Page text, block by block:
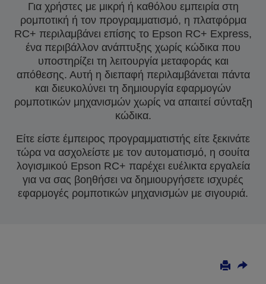
Για χρήστες με μικρή ή καθόλου εμπειρία στη
ρομποτική ή τον προγραμματισμό, η πλατφόρμα
RC+ περιλαμβάνει επίσης το Epson RC+ Express,
ένα περιβάλλον ανάπτυξης χωρίς κώδικα που
υποστηρίζει τη λειτουργία μεταφοράς και
απόθεσης. Αυτή η διεπαφή περιλαμβάνεται πάντα
και διευκολύνει τη δημιουργία εφαρμογών
ρομποτικών μηχανισμών χωρίς να απαιτεί σύνταξη
κώδικα.
Είτε είστε έμπειρος προγραμματιστής είτε ξεκινάτε
τώρα να ασχολείστε με τον αυτοματισμό, η σουίτα
λογισμικού Epson RC+ παρέχει ευέλικτα εργαλεία
για να σας βοηθήσει να δημιουργήσετε ισχυρές
εφαρμογές ρομποτικών μηχανισμών με σιγουριά.